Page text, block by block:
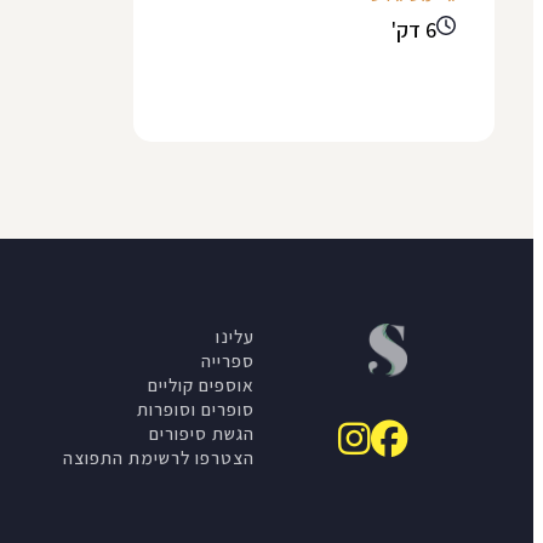
6 דק'
עלינו
ספרייה
אוספים קוליים
סופרים וסופרות
הגשת סיפורים
הצטרפו לרשימת התפוצה